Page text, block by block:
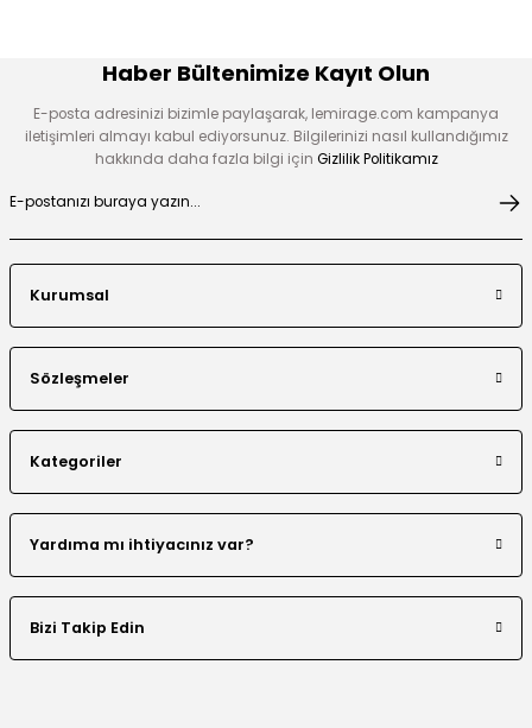
Hakim Yaka Desenli Bomber Etek Takım
El Yapımı Boncuk İşlemeli Yakası Fırfırlı Ceket Etek Takım
Haber Bültenimize Kayıt Olun
E-posta adresinizi bizimle paylaşarak, lemirage.com kampanya
iletişimleri almayı kabul ediyorsunuz. Bilgilerinizi nasıl kullandığımız
hakkında daha fazla bilgi için Gizlilik Politikamız
Kurumsal
Sözleşmeler
Kategoriler
Yardıma mı ihtiyacınız var?
Bizi Takip Edin